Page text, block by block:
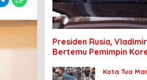
Presiden Rusia,
Bertemu Pemimpin
Kota Tua